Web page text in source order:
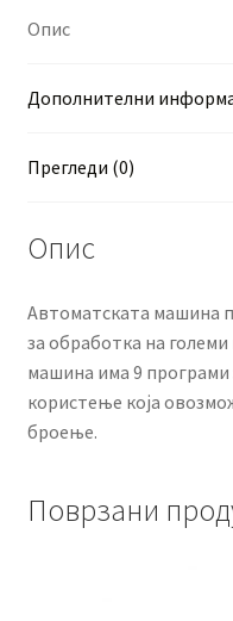
Опис
Дополнителни
Прегледи (0)
Опис
Автоматската машина
за обработка на
машина има 9 програми
користење која
броење.
Поврзани